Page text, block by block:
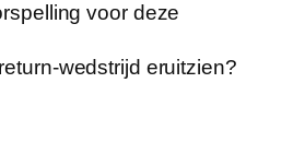
voor deze
wedstrijd eruitzien?